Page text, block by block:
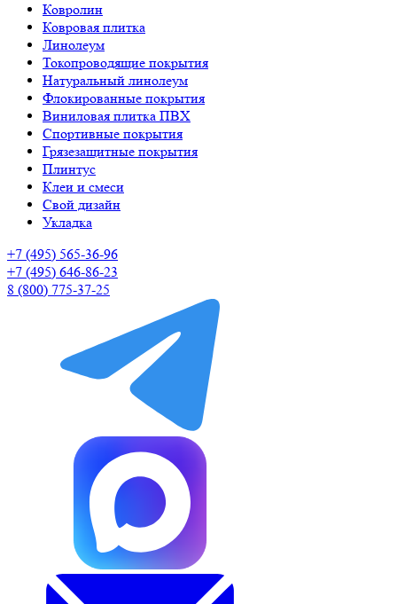
Ковролин
Ковровая плитка
Линолеум
Токопроводящие покрытия
Натуральный линолеум
Флокированные покрытия
Виниловая плитка ПВХ
Спортивные покрытия
Грязезащитные покрытия
Плинтус
Клеи и смеси
Свой дизайн
Укладка
+7 (495) 565-36-96
+7 (495) 646-86-23
8 (800) 775-37-25